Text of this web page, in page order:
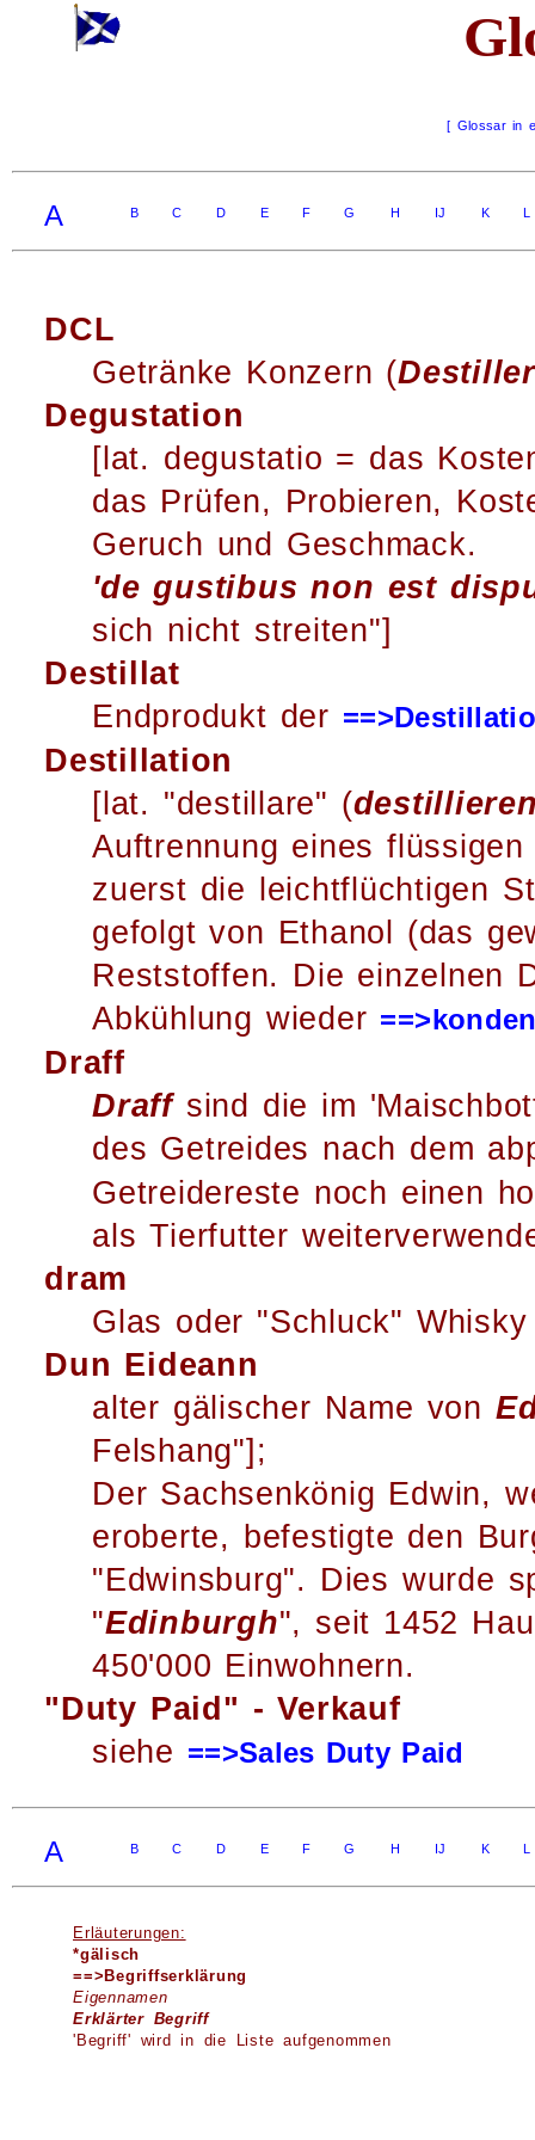
[ Glossar in
A B C D E F G H IJ K L
DCL
Getränke Konzern (
Degustation
[lat. degustatio = das
das Prüfen, Probieren,
Geruch und Geschmack.
'de gustibus non est
sich nicht streiten"]
Destillat
Endprodukt der
Destillation
[lat. "destillare" (
Auftrennung eines
zuerst die leichtflüchtigen
gefolgt von Ethanol (das
Reststoffen. Die einzelnen
Abkühlung wieder
Draff
Draffsind die im
des Getreides nach dem
Getreidereste noch einen
als Tierfutter
dram
Glas oder "Schluck" Whisky
Dun Eideann
alter gälischer Name von
Felshang"];
Der Sachsenkönig Edwin,
eroberte, befestigte den
"Edwinsburg". Dies wurde
"Edinburgh", seit 1452
450'000 Einwohnern.
"Duty Paid" - Verkauf
siehe ==>Sales Duty Paid
A B C D E F G H IJ K L
Erläuterungen:
*gälisch
==>Begriffserklärung
Eigennamen
Erklärter Begriff
'Begriff' wird in die Liste aufgenommen